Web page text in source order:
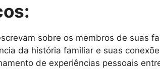
sobre os membros de suas
da história familiar e suas
de experiências pessoais